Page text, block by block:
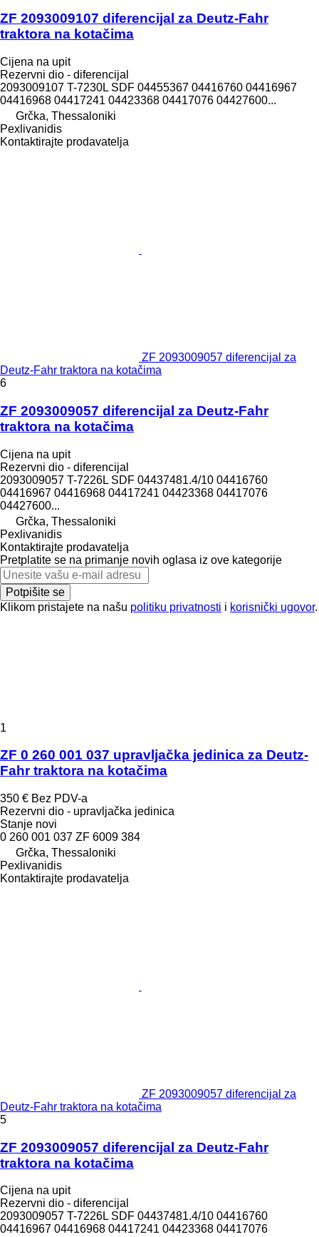
ZF 2093009107 diferencijal za Deutz-Fahr
traktora na kotačima
Cijena na upit
Rezervni dio - diferencijal
2093009107 T-7230L SDF 04455367 04416760 04416967
04416968 04417241 04423368 04417076 04427600...
Grčka, Thessaloniki
Pexlivanidis
Kontaktirajte prodavatelja
ZF 2093009057 diferencijal za
Deutz-Fahr traktora na kotačima
6
ZF 2093009057 diferencijal za Deutz-Fahr
traktora na kotačima
Cijena na upit
Rezervni dio - diferencijal
2093009057 T-7226L SDF 04437481.4/10 04416760
04416967 04416968 04417241 04423368 04417076
04427600...
Grčka, Thessaloniki
Pexlivanidis
Kontaktirajte prodavatelja
Pretplatite se na primanje novih oglasa iz ove kategorije
Potpišite se
Klikom pristajete na našu politiku privatnosti i korisnički ugovor.
1
ZF 0 260 001 037 upravljačka jedinica za Deutz-
Fahr traktora na kotačima
350 € Bez PDV-a
Rezervni dio - upravljačka jedinica
Stanje novi
0 260 001 037 ZF 6009 384
Grčka, Thessaloniki
Pexlivanidis
Kontaktirajte prodavatelja
ZF 2093009057 diferencijal za
Deutz-Fahr traktora na kotačima
5
ZF 2093009057 diferencijal za Deutz-Fahr
traktora na kotačima
Cijena na upit
Rezervni dio - diferencijal
2093009057 T-7226L SDF 04437481.4/10 04416760
04416967 04416968 04417241 04423368 04417076